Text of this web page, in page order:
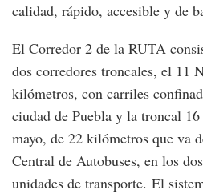
calidad, rápido, accesible y de
El Corredor 2 de la RUTA
dos corredores troncales, el 11
kilómetros, con carriles
ciudad de Puebla y la troncal
mayo, de 22 kilómetros que va
Central de Autobuses, en los
unidades de transporte. El